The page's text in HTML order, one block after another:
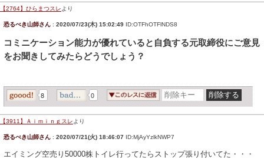
【2764】ひらまつスレ より
恐るべき山師さん : 2020/07/23(木) 15:02:49 ID:OTFhOTFlNDS8
コミニケーション能力が優れていると自負する元取締役にご意見
をお聞きしてみたらどうでしょう？
8 0
【3911】Ａｉｍｉｎｇスレ より
恐るべき山師さん : 2020/07/21(火) 18:46:07 ID:MjAyYzlkNWP7
エイミング空売り50000株トイレ行ってたらストップ張り付いてた・・・